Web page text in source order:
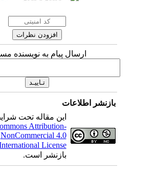
ارسال پیام به نویسنده
بازنشر اطلاعات
این مقاله تحت
Commons Attribution-
NonCommercial 4.0
International License
بازنشر است.